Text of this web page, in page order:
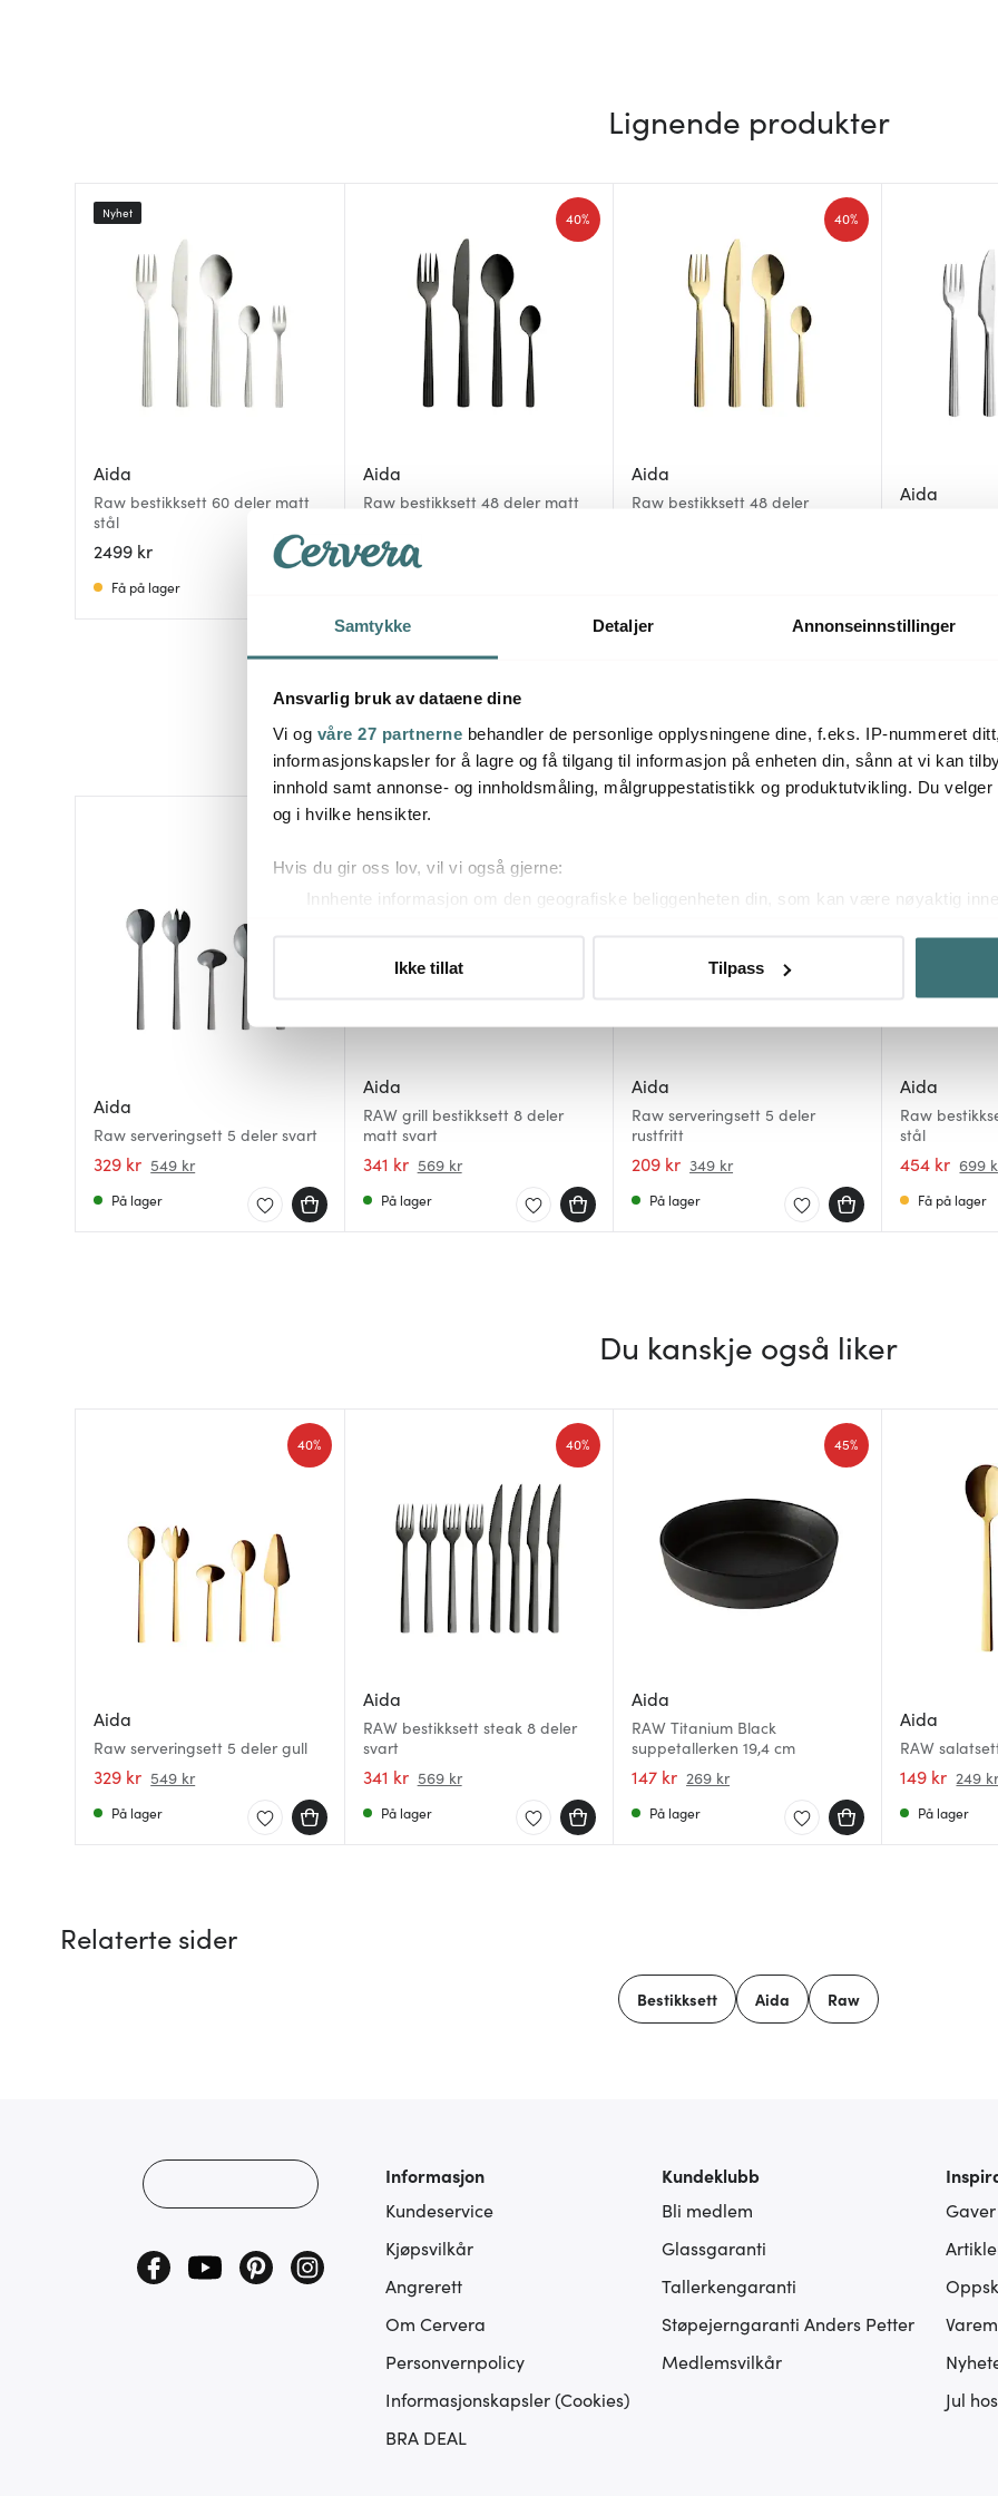
Samtykke Detaljer Annonseinnstillinger
Ansvarlig bruk av dataene dine
Vi og våre 27 partnerne behandler de personlige opplysningene dine, f.eks. IP-nummeret
informasjonskapsler for å lagre og få tilgang til informasjon på enheten din, sånn at vi kan
innhold samt annonse- og innholdsmåling, målgruppestatistikk og produktutvikling. Du
og i hvilke hensikter.
Hvis du gir oss lov, vil vi også gjerne:
Innhente informasjon om den geografiske beliggenheten din, som kan være nøyaktig
Du kan hele tiden endre eller trekke tilbake ditt samtykke fra erklæringen om
Vi bruker informasjonskapsler for å gi innhold og annonser et personlig preg, for å levere
sosiale medier, annonsering og analysearbeid, som kan kombinere den med annen
dem, eller som de har samlet inn gjennom din bruk av tjenestene deres.
Ikke tillat Tilpass
Lignende produkter
Aida
Raw bestikksett 60 deler matt
stål
2499 kr
Nyhet
Få på lager
Aida
Raw bestikksett 48 deler matt
1799 kr
40%
Aida
Raw bestikksett 48 deler
40%
Aida
Mer fra samme serie
Aida
Raw serveringsett 5 deler svart
329 kr 549 kr
På lager
Aida
RAW grill bestikksett 8 deler
matt svart
341 kr 569 kr
På lager
Aida
Raw serveringsett 5 deler
rustfritt
209 kr 349 kr
På lager
Aida
Raw
stål
454 kr 699
Få på lager
Du kanskje også liker
Aida
Raw serveringsett 5 deler gull
329 kr 549 kr
40%
På lager
Aida
RAW bestikksett steak 8 deler
svart
341 kr 569 kr
40%
På lager
Aida
RAW Titanium Black
suppetallerken 19,4 cm
147 kr 269 kr
45%
På lager
Aida
RAW
149 kr 249
På lager
Relaterte sider
Bestikksett Aida Raw
Informasjon
Kundeservice
Kjøpsvilkår
Angrerett
Om Cervera
Personvernpolicy
Informasjonskapsler (Cookies)
BRA DEAL
Kundeklubb
Bli medlem
Glassgaranti
Tallerkengaranti
Støpejerngaranti Anders Petter
Medlemsvilkår
Gaver
Jul